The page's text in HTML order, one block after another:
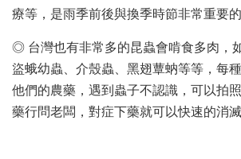
療等，是雨季前後與換季時節非常重要的
◎ 台灣也有非常多的昆蟲會啃食多肉，
盜蛾幼蟲、介殼蟲、黑翅蕈蚋等等，每
他們的農藥，遇到蟲子不認識，可以拍
藥行問老闆，對症下藥就可以快速的消滅